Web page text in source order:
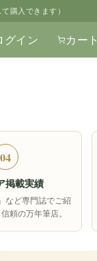
て購入できます）
グイン カート
04
掲載実績
など専門誌でご紹
頼の万年筆店。